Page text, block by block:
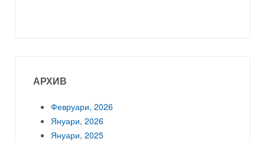
АРХИВ
Февруари, 2026
Януари, 2026
Януари, 2025